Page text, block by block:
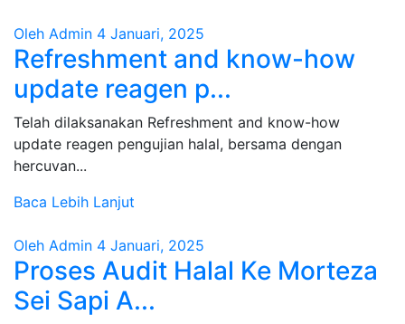
Oleh Admin 4 Januari, 2025
Refreshment and know-how
update reagen p...
Telah dilaksanakan Refreshment and know-how
update reagen pengujian halal, bersama dengan
hercuvan...
Baca Lebih Lanjut
Oleh Admin 4 Januari, 2025
Proses Audit Halal Ke Morteza
Sei Sapi A...